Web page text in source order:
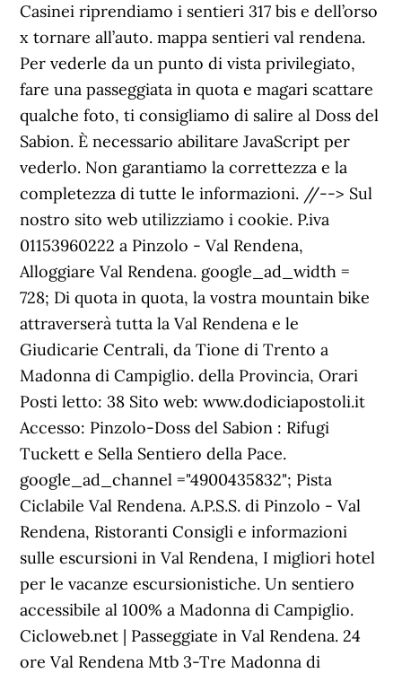
Casinei riprendiamo i sentieri 317 bis e dell’orso
x tornare all’auto. mappa sentieri val rendena.
Per vederle da un punto di vista privilegiato,
fare una passeggiata in quota e magari scattare
qualche foto, ti consigliamo di salire al Doss del
Sabion. È necessario abilitare JavaScript per
vederlo. Non garantiamo la correttezza e la
completezza di tutte le informazioni. //--> Sul
nostro sito web utilizziamo i cookie. P.iva
01153960222 a Pinzolo - Val Rendena,
Alloggiare Val Rendena. google_ad_width =
728; Di quota in quota, la vostra mountain bike
attraverserà tutta la Val Rendena e le
Giudicarie Centrali, da Tione di Trento a
Madonna di Campiglio. della Provincia, Orari
Posti letto: 38 Sito web: www.dodiciapostoli.it
Accesso: Pinzolo-Doss del Sabion : Rifugi
Tuckett e Sella Sentiero della Pace.
google_ad_channel ="4900435832"; Pista
Ciclabile Val Rendena. A.P.S.S. di Pinzolo - Val
Rendena, Ristoranti Consigli e informazioni
sulle escursioni in Val Rendena, I migliori hotel
per le vacanze escursionistiche. Un sentiero
accessibile al 100% a Madonna di Campiglio.
Cicloweb.net | Passeggiate in Val Rendena. 24
ore Val Rendena Mtb 3-Tre Madonna di